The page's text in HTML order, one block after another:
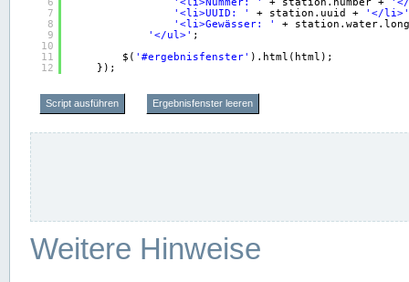
7
8
9
10
11
12
'<li>UUID: '
+ station.uuid +
'</li>'
'<li>Gewässer: '
+
'</ul>' ;
$( '#ergebnisfenster' ).html(html);
});
Script ausführen Ergebnisfenster leeren
Weitere Hinweise